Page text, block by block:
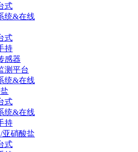
式
统&在线
式
持
感器
测平台
统&在线
式
统&在线
持
亚硝酸盐
式